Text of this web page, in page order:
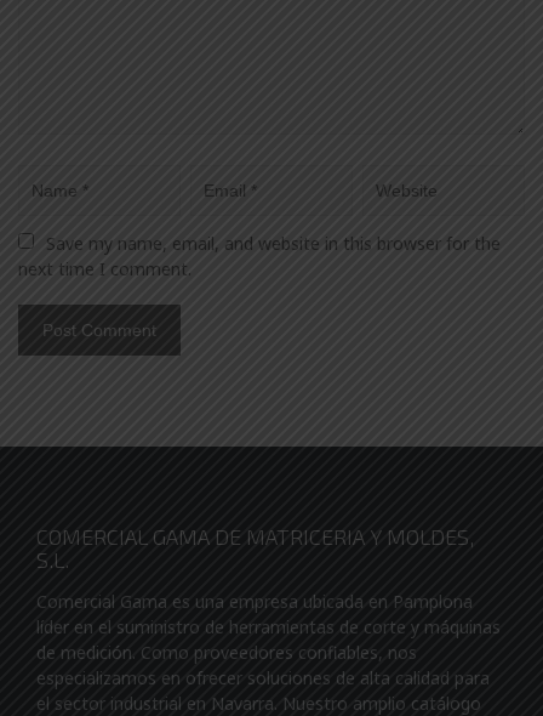
Save my name, email, and website in this browser for the
next time I comment.
COMERCIAL GAMA DE MATRICERIA Y MOLDES,
S.L.
Comercial Gama es una empresa ubicada en Pamplona
líder en el suministro de herramientas de corte y máquinas
de medición. Como proveedores confiables, nos
especializamos en ofrecer soluciones de alta calidad para
el sector industrial en Navarra. Nuestro amplio catálogo